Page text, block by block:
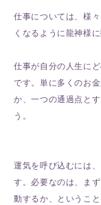
仕事については、様
くなるように龍神様
仕事が自分の人生に
です。単に多くのお
か、一つの通過点と
う。
運気を呼び込むには
す。必要なのは、ま
動するか、ということ